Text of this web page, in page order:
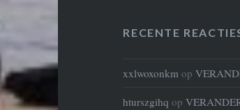
RECENTE
xxlwoxonkm op
hturszgihq op